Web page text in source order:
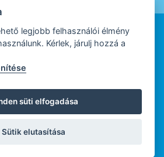
WEBDESIGN
WEBFEJLESZTŐ
legjobb felhasználói élmény
Kérlek, járulj hozzá a
süti elfogadása
Sütik elutasítása